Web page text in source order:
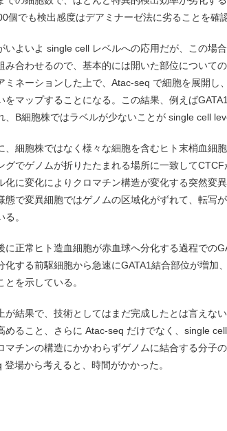
個でも検出感度はデアミナーゼ法に劣ることを確
いよいよ single cell レベルへの応用だが、この場
み合わせるので、基本的には開いた部位について
ミネーションした上で、Atac-seq で細胞を展開し
をマップすることになる。この結果、例えば
、B細胞株ではラベルが少ないことが single cell
、細胞株ではなく様々な細胞を含むヒト末梢血細
グでゲノムが折りたたまれる場所に一致して
化に変化によりクロマチン構造が変化する突然変
態で変異細胞ではゲノムの区域化がずれて、転写
る。
に正常ヒト造血細胞が赤血球へ分化する過程での
化する前駆細胞から急速にGATA1結合部位が増加
とを示している。
が結果で、技術としてはまだ完成したとは言えな
めること、さらに Atac-seq だけでなく、single
マチンの構造にかかわらずゲノムに結合する分子
登場から考えると、時間がかかった。